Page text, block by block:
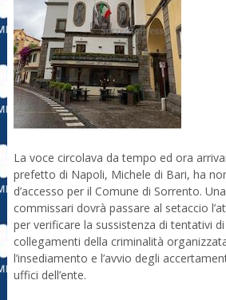
La voce circolava da tempo ed ora
prefetto di Napoli, Michele di Bari, ha
d’accesso per il Comune di Sorrento.
commissari dovrà passare al setaccio
per verificare la sussistenza di tentativi
collegamenti della criminalità
l’insediamento e l’avvio degli
uffici dell’ente.